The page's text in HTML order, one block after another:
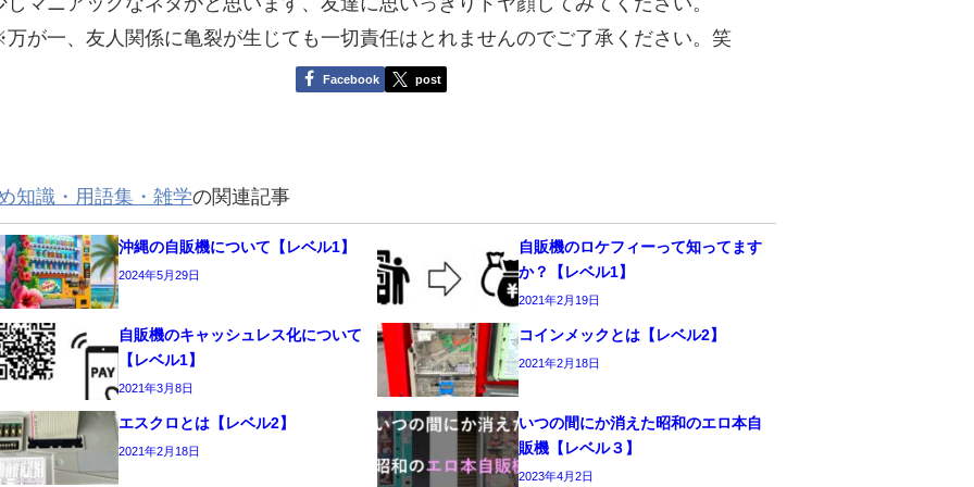
が一、友人関係に亀裂が生じても一切責任はとれませんのでご了承ください。笑
Facebook post
知識・用語集・雑学の関連記事
沖縄の自販機について【レベル1】
2024年5月29日
自販機のロケフィーって知ってます
か？【レベル1】
2021年2月19日
自販機のキャッシュレス化について
【レベル1】
2021年3月8日
コインメックとは【レベル2】
2021年2月18日
エスクロとは【レベル2】
2021年2月18日
いつの間にか消えた昭和のエロ本自
販機【レベル３】
2023年4月2日